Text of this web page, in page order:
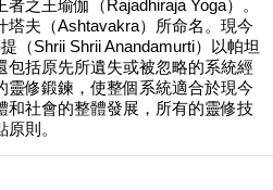
之王瑜伽（Rajadhiraja Yoga）。
塔夫（Ashtavakra）所命名。現今
（Shrii Shrii Anandamurti）以帕坦
包括原先所遺失或被忽略的系統經
靈修鍛鍊，使整個系統適合於現今
和社會的整體發展，所有的靈修技
則。